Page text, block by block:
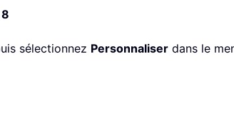
sélectionnez Personnaliser dans le